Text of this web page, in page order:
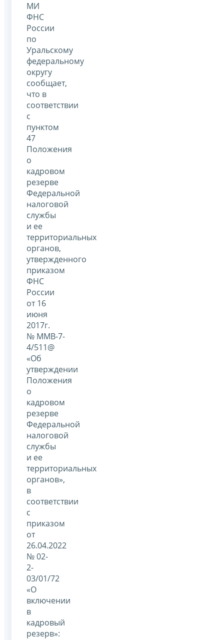
МИ
ФНС
России
по
Уральскому
федеральному
округу
сообщает,
что в
соответствии
с
пунктом
47
Положения
о
кадровом
резерве
Федеральной
налоговой
службы
и ее
территориальных
органов,
утвержденного
приказом
ФНС
России
от 16
июня
2017г.
№ ММВ-7-
4/511@
«Об
утверждении
Положения
о
кадровом
резерве
Федеральной
налоговой
службы
и ее
территориальных
органов»,
в
соответствии
с
приказом
от
26.04.2022
№ 02-
2-
03/01/72
«О
включении
в
кадровый
резерв»: